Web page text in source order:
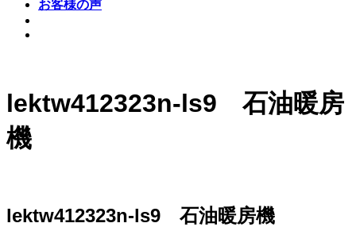
お客様の声
lektw412323n-ls9 石油暖房
機
lektw412323n-ls9 石油暖房機